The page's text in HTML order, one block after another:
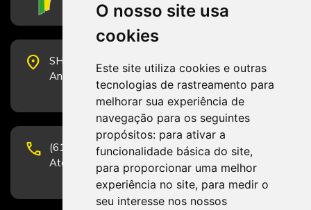
O nosso site usa
cookies
Este site utiliza cookies e outras
tecnologias de rastreamento para
melhorar sua experiência de
navegação para os seguintes
propósitos: para ativar a
funcionalidade básica do site,
para proporcionar uma melhor
experiência no site, para medir o
seu interesse nos nossos
place
SHS Quadra 6, Bloco E, Complexo Brasil 21, 20º
Andar, Sala 2001 - CEP 70322-915 - Brasília/DF
phone
(61) 3223-1652 e (61) 98131-3801.
Atendimento por telefone em horário comercial